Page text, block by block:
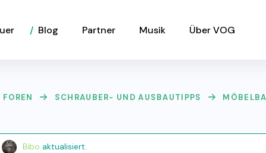
Blog Partner Musik Über VOG
FOREN SCHRAUBER- UND AUSBAUTIPPS
Bibo aktualisiert.